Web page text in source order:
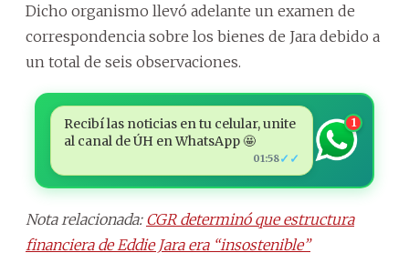
Dicho organismo llevó adelante un examen de
correspondencia sobre los bienes de Jara debido a
un total de seis observaciones.
Recibí las noticias en tu celular, unite
al canal de ÚH en WhatsApp 🤩
01:58✓✓
1
Nota relacionada: CGR determinó que estructura
financiera de Eddie Jara era “insostenible”